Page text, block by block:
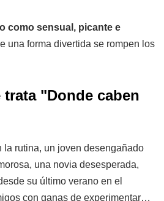
como sensual, picante e
una forma divertida se rompen los
trata "Donde caben
la rutina, un joven desengañado
una novia desesperada,
su último verano en el
con ganas de experimentar…